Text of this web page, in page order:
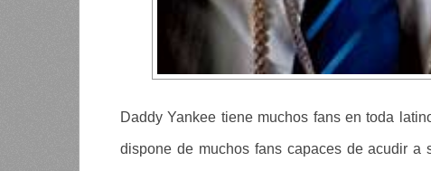
Daddy Yankee tiene muchos fans en toda
dispone de muchos fans capaces de acudir